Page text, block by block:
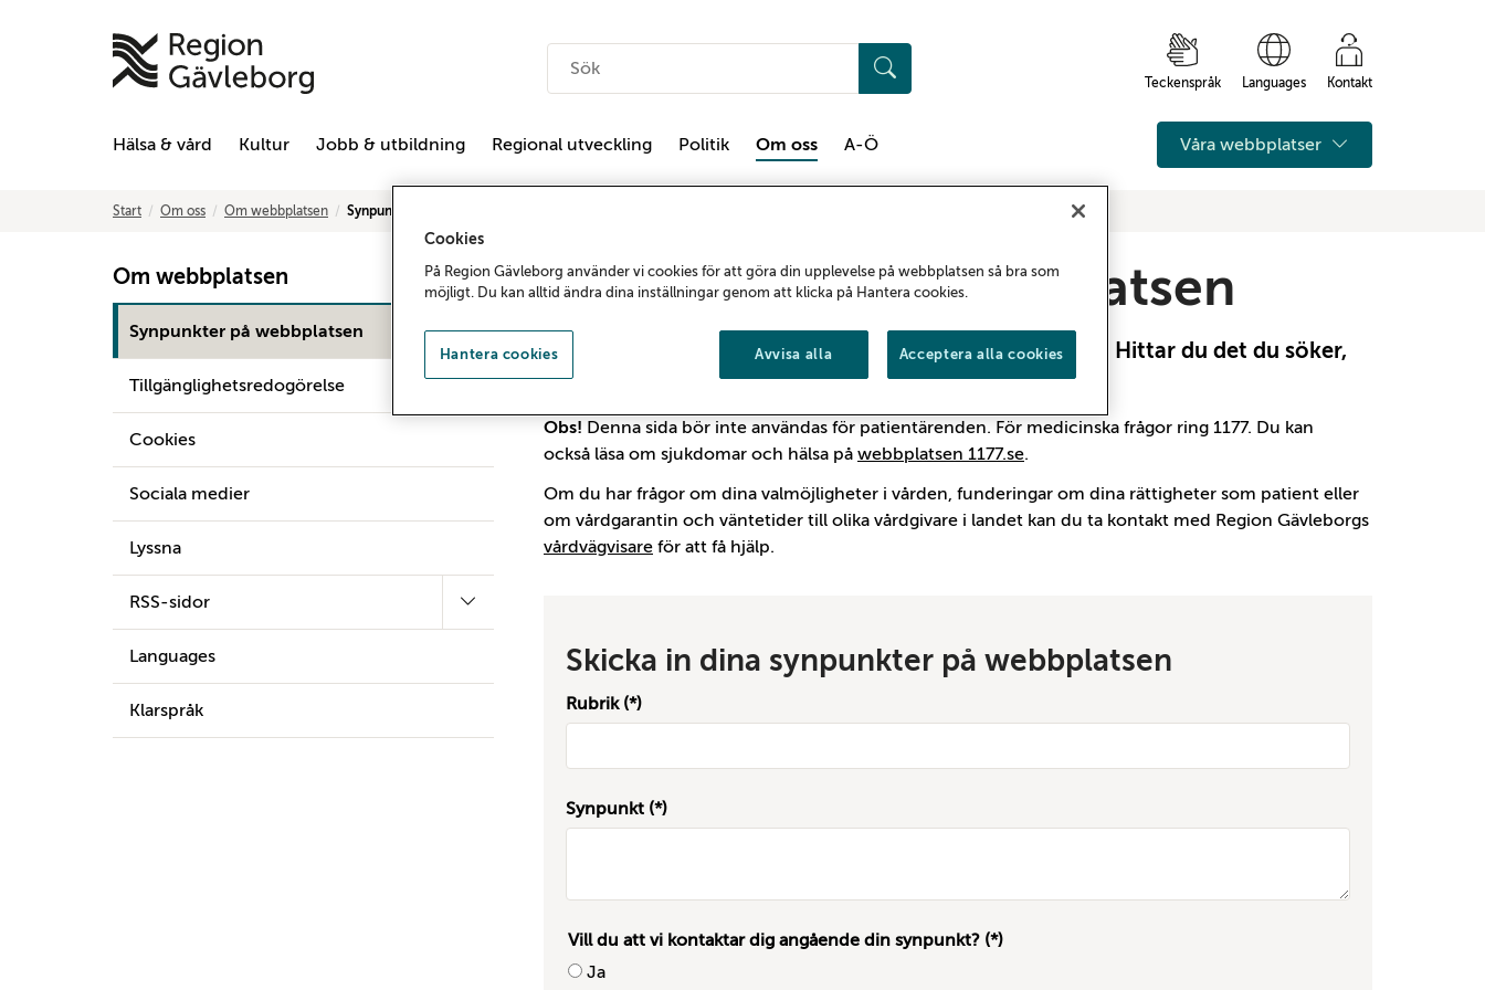
Teckenspråk Languages Kontakt
Hälsa & vård Kultur Jobb & utbildning Regional utveckling Politik Om oss A-Ö Våra webbplatser
Start Om oss Om webbplatsen Synpunkter på webbplatsen
Om webbplatsen
Synpunkter på webbplatsen
Tillgänglighetsredogörelse
Cookies
Sociala medier
Lyssna
RSS-sidor
Languages
Klarspråk
Synpunkter på webbplatsen
Vi vill gärna veta vad du tycker om regiongavleborg.se. Hittar du det du söker,
saknar du något? Använd formuläret på denna sida.
Obs! Denna sida bör inte användas för patientärenden. För medicinska frågor ring 1177. Du kan
också läsa om sjukdomar och hälsa på webbplatsen 1177.se.
Om du har frågor om dina valmöjligheter i vården, funderingar om dina rättigheter som patient eller
om vårdgarantin och väntetider till olika vårdgivare i landet kan du ta kontakt med Region Gävleborgs
vårdvägvisare för att få hjälp.
Skicka in dina synpunkter på webbplatsen
Rubrik
Synpunkt
Vill du att vi kontaktar dig angående din synpunkt?
Ja
Cookies
På Region Gävleborg använder vi cookies för att göra din upplevelse på webbplatsen så bra som
möjligt. Du kan alltid ändra dina inställningar genom att klicka på Hantera cookies.
Avvisa alla Acceptera alla cookies
Hantera cookies